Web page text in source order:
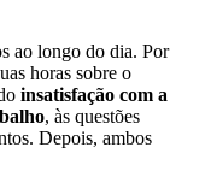
ao longo do dia. Por
horas sobre o
insatisfação com a
, às questões
Depois, ambos